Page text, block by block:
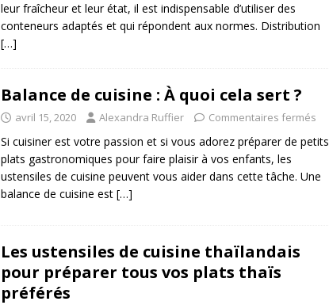
leur fraîcheur et leur état, il est indispensable d’utiliser des
conteneurs adaptés et qui répondent aux normes. Distribution
[…]
Balance de cuisine : À quoi cela sert ?
avril 15, 2020 Alexandra Ruffier Commentaires fermés
Si cuisiner est votre passion et si vous adorez préparer de petits
plats gastronomiques pour faire plaisir à vos enfants, les
ustensiles de cuisine peuvent vous aider dans cette tâche. Une
balance de cuisine est […]
Les ustensiles de cuisine thaïlandais
pour préparer tous vos plats thaïs
préférés